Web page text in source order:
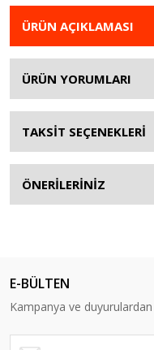
ÜRÜN AÇIKLAMASI
ÜRÜN YORUMLARI
TAKSİT SEÇENEKLERİ
ÖNERİLERİNİZ
E-BÜLTEN
Kampanya ve